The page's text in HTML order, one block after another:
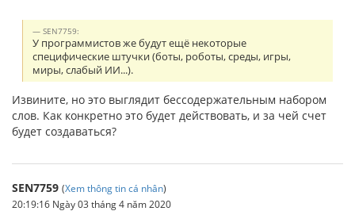
SEN7759:
У программистов же будут ещё некоторые
специфические штучки (боты, роботы, среды, игры,
миры, слабый ИИ...).
Извините, но это выглядит бессодержательным набором
слов. Как конкретно это будет действовать, и за чей счет
будет создаваться?
SEN7759 (Xem thông tin cá nhân)
20:19:16 Ngày 03 tháng 4 năm 2020